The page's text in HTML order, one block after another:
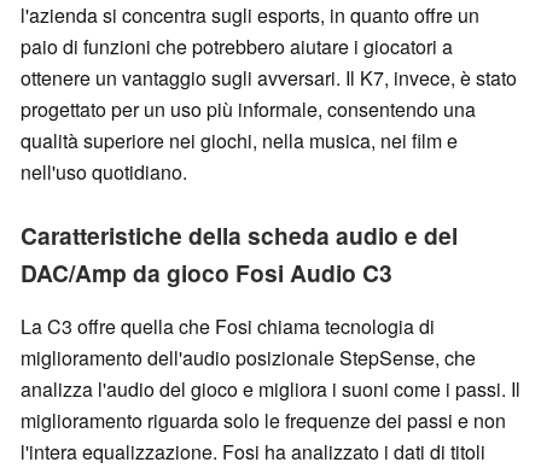
l'azienda si concentra sugli esports, in quanto offre un
paio di funzioni che potrebbero aiutare i giocatori a
ottenere un vantaggio sugli avversari. Il K7, invece, è stato
progettato per un uso più informale, consentendo una
qualità superiore nei giochi, nella musica, nei film e
nell'uso quotidiano.
Caratteristiche della scheda audio e del
DAC/Amp da gioco Fosi Audio C3
La C3 offre quella che Fosi chiama tecnologia di
miglioramento dell'audio posizionale StepSense, che
analizza l'audio del gioco e migliora i suoni come i passi. Il
miglioramento riguarda solo le frequenze dei passi e non
l'intera equalizzazione. Fosi ha analizzato i dati di titoli